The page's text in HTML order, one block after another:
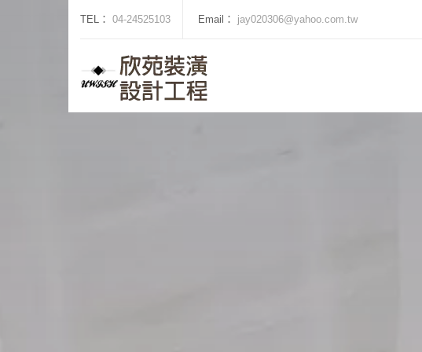
TEL： 04-24525103 Email： jay020306@yahoo.com.tw